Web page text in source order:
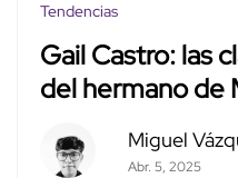
Tendencias
Gail Castro: las
del hermano de
Miguel
Abr. 5, 2025